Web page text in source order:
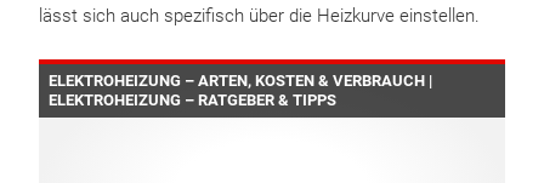
lässt sich auch spezifisch über die Heizkurve einstellen.
ELEKTROHEIZUNG – ARTEN, KOSTEN & VERBRAUCH |
ELEKTROHEIZUNG – RATGEBER & TIPPS